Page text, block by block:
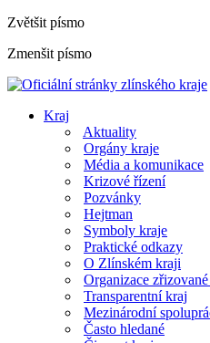
Zvětšit písmo
Zmenšit písmo
Kraj
Aktuality
Orgány kraje
Média a komunikace
Krizové řízení
Pozvánky
Hejtman
Symboly kraje
Praktické odkazy
O Zlínském kraji
Organizace
Transparentní kraj
Mezinárodní
Často hledané